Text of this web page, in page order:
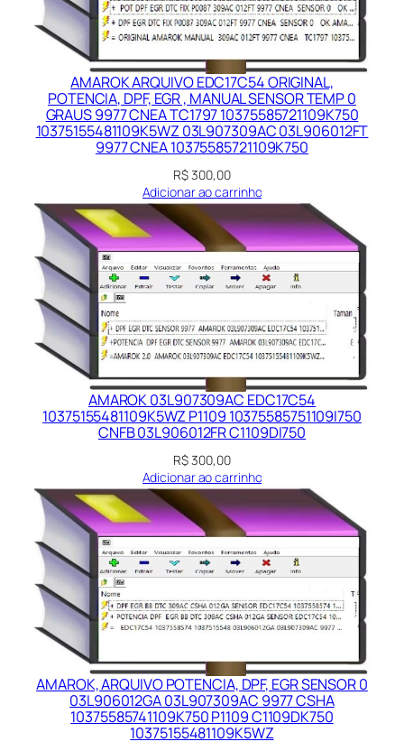
0
2
4
0
9
K
6
4
3
5
u
n
AMAROK ARQUIVO EDC17C54 ORIGINAL,
POTENCIA, DPF, EGR , MANUAL SENSOR TEMP 0
GRAUS 9977 CNEA TC1797 10375585721109K750
10375155481109K5WZ 03L907309AC 03L906012FT
9977 CNEA 10375585721109K750
R$300,00
Adicionar ao carrinho
AMAROK 03L907309AC EDC17C54
10375155481109K5WZ P1109 10375585751109I750
CNFB 03L906012FR C1109DI750
R$300,00
Adicionar ao carrinho
AMAROK, ARQUIVO POTENCIA, DPF, EGR SENSOR 0
03L906012GA 03L907309AC 9977 CSHA
10375585741109K750 P1109 C1109DK750
10375155481109K5WZ